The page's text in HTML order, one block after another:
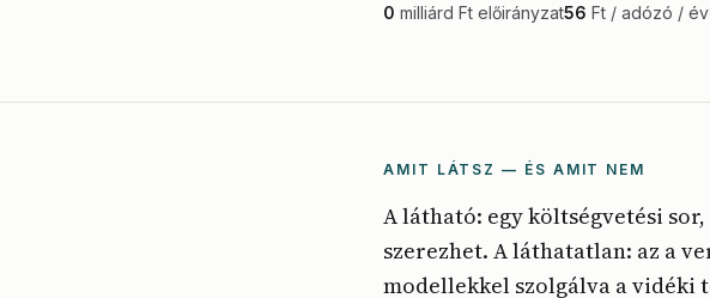
0 milliárd Ft előirányzat56 Ft / adózó / év
AMIT LÁTSZ — ÉS AMIT NEM
A látható: egy költségvetési
szerezhet. A láthatatlan: az a
modellekkel szolgálva a vidéki